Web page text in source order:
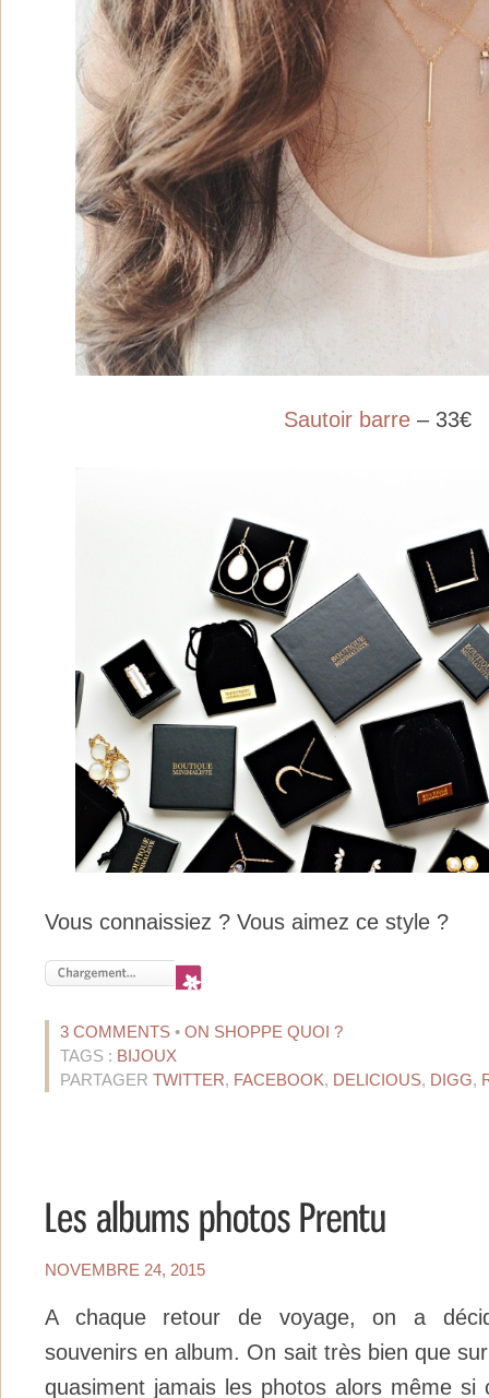
Sautoir barre – 33€
Vous connaissiez ? Vous aimez ce style ?
3 COMMENTS • ON SHOPPE QUOI ?
TAGS : BIJOUX
PARTAGER TWITTER, FACEBOOK, DELICIOUS, DIGG,
NOVEMBRE 24, 2015
A chaque retour de voyage, on a
souvenirs en album. On sait très bien que
quasiment jamais les photos alors même si